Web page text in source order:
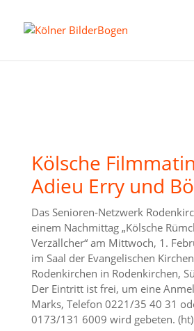
Kölsche
Adieu Erry und
Das Senioren-Netzwerk
einem Nachmittag „Kölsche
Verzällcher“ am Mittwoch, 1.
im Saal der Evangelischen
Rodenkirchen in Rodenkirchen,
Der Eintritt ist frei, um eine
Marks, Telefon 0221/35 40 31
0173/131 6009 wird gebeten.